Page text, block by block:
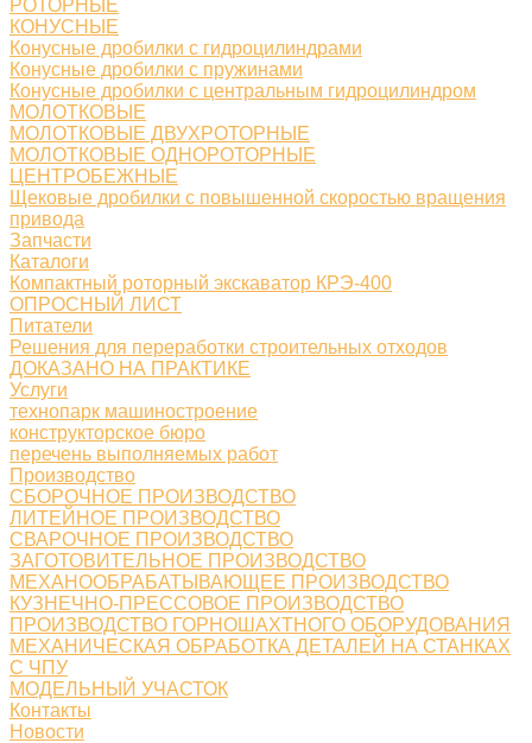
РОТОРНЫЕ
КОНУСНЫЕ
Конусные дробилки с гидроцилиндрами
Конусные дробилки с пружинами
Конусные дробилки с центральным гидроцилиндром
МОЛОТКОВЫЕ
МОЛОТКОВЫЕ ДВУХРОТОРНЫЕ
МОЛОТКОВЫЕ ОДНОРОТОРНЫЕ
ЦЕНТРОБЕЖНЫЕ
Щековые дробилки с повышенной скоростью вращения
привода
Запчасти
Каталоги
Компактный роторный экскаватор КРЭ-400
ОПРОСНЫЙ ЛИСТ
Питатели
Решения для переработки строительных отходов
ДОКАЗАНО НА ПРАКТИКЕ
Услуги
технопарк машиностроение
конструкторское бюро
перечень выполняемых работ
Производство
СБОРОЧНОЕ ПРОИЗВОДСТВО
ЛИТЕЙНОЕ ПРОИЗВОДСТВО
СВАРОЧНОЕ ПРОИЗВОДСТВО
ЗАГОТОВИТЕЛЬНОЕ ПРОИЗВОДСТВО
МЕХАНООБРАБАТЫВАЮЩЕЕ ПРОИЗВОДСТВО
КУЗНЕЧНО-ПРЕССОВОЕ ПРОИЗВОДСТВО
ПРОИЗВОДСТВО ГОРНОШАХТНОГО ОБОРУДОВАНИЯ
МЕХАНИЧЕСКАЯ ОБРАБОТКА ДЕТАЛЕЙ НА СТАНКАХ
С ЧПУ
МОДЕЛЬНЫЙ УЧАСТОК
Контакты
Новости